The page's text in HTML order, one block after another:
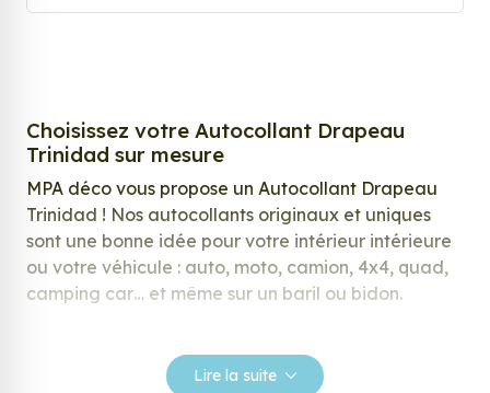
Choisissez votre Autocollant Drapeau
Trinidad sur mesure
MPA déco vous propose un Autocollant Drapeau
Trinidad ! Nos autocollants originaux et uniques
sont une bonne idée pour votre intérieur intérieure
ou votre véhicule : auto, moto, camion, 4x4, quad,
camping car… et même sur un baril ou bidon.
répondre à vos attentes, laissez vous inspirer parmi
Lire la suite